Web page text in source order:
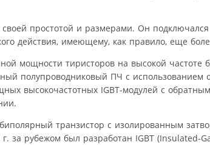
простотой и размерами. Он
действия, имеющему, как правило, еще
мощности тиристоров на высокой частоте
полупроводниковый ПЧ с использованием
высокочастотных IGBT-модулей с
транзистор с изолированным
за рубежом был разработан IGBT (Insulated-